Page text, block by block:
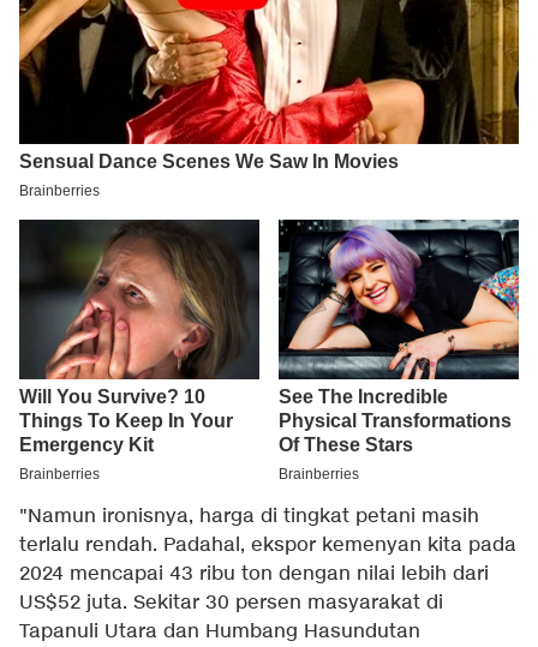
"Namun ironisnya, harga di tingkat petani masih
terlalu rendah. Padahal, ekspor kemenyan kita pada
2024 mencapai 43 ribu ton dengan nilai lebih dari
US$52 juta. Sekitar 30 persen masyarakat di
Tapanuli Utara dan Humbang Hasundutan